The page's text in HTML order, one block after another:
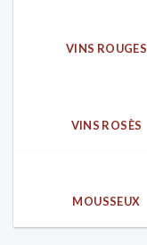
VINS ROUGES
VINS ROSÈS
MOUSSEUX